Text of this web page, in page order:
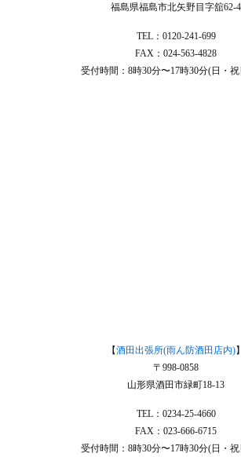
福島県福島市北矢野目字舘62-4
TEL：0120-241-699
FAX：024-563-4828
受付時間：8時30分〜17時30分(日・
【酒田出張所(雨ん防酒田店内)】
〒998-0858
山形県酒田市緑町18-13
TEL：0234-25-4660
FAX：023-666-6715
受付時間：8時30分〜17時30分(日・